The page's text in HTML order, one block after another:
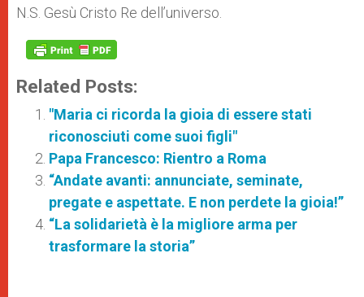
N.S. Gesù Cristo Re dell’universo.
Related Posts:
"Maria ci ricorda la gioia di essere stati
riconosciuti come suoi figli"
Papa Francesco: Rientro a Roma
“Andate avanti: annunciate, seminate,
pregate e aspettate. E non perdete la gioia!”
“La solidarietà è la migliore arma per
trasformare la storia”